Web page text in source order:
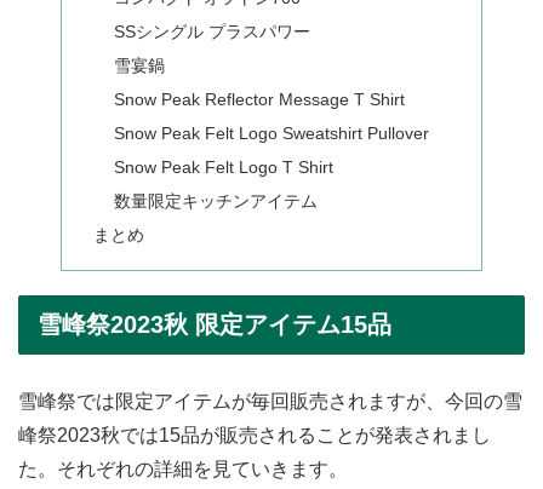
SSシングル プラスパワー
雪宴鍋
Snow Peak Reflector Message T Shirt
Snow Peak Felt Logo Sweatshirt Pullover
Snow Peak Felt Logo T Shirt
数量限定キッチンアイテム
まとめ
雪峰祭2023秋 限定アイテム15品
雪峰祭では限定アイテムが毎回販売されますが、今回の雪
峰祭2023秋では15品が販売されることが発表されまし
た。それぞれの詳細を見ていきます。